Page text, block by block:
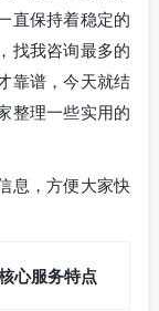
直保持着稳定的
找我咨询最多的
靠谱，今天就结
整理一些实用的
息，方便大家快
心服务特点